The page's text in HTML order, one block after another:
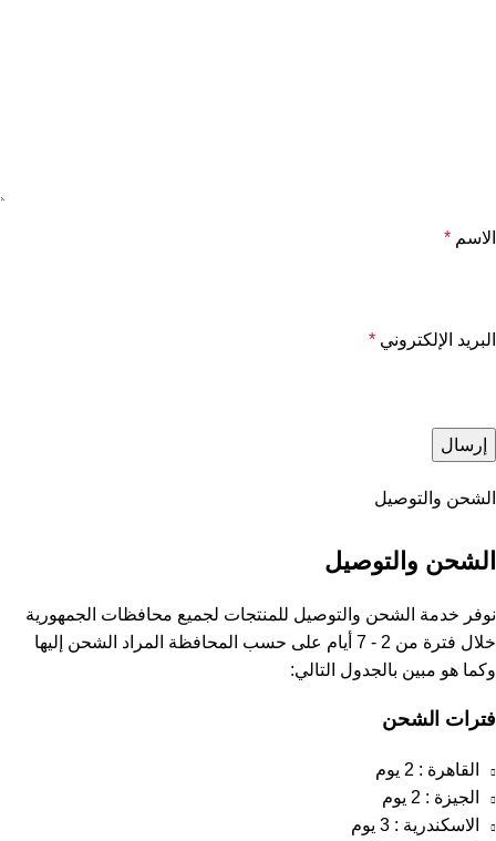
الاسم *
البريد الإلكتروني *
الشحن والتوصيل
الشحن والتوصيل
نوفر خدمة الشحن والتوصيل للمنتجات لجميع محافظات الجمهورية
خلال فترة من 2 - 7 أيام على حسب المحافظة المراد الشحن إليها
وكما هو مبين بالجدول التالي:
فترات الشحن
القاهرة : 2 يوم
الجيزة : 2 يوم
الاسكندرية : 3 يوم